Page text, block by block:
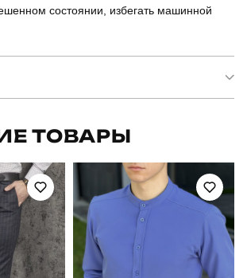
состоянии, избегать машинной
PNcr4732XLkh
для повсякденного носіння
повсякденний
ТОВАРЫ